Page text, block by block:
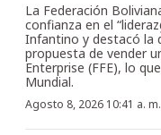
La Federación
confianza en el
Infantino y destacó la
propuesta de vender
Enterprise (FFE), lo
Mundial.
Agosto 8, 2026 10:41 a. m.